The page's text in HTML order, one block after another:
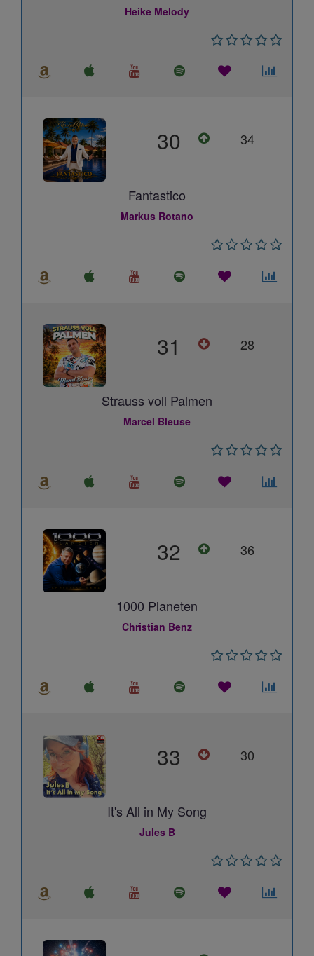
Heike Melody
30 34
Fantastico
Markus Rotano
31 28
Strauss voll Palmen
Marcel Bleuse
32 36
1000 Planeten
Christian Benz
33 30
It's All in My Song
Jules B